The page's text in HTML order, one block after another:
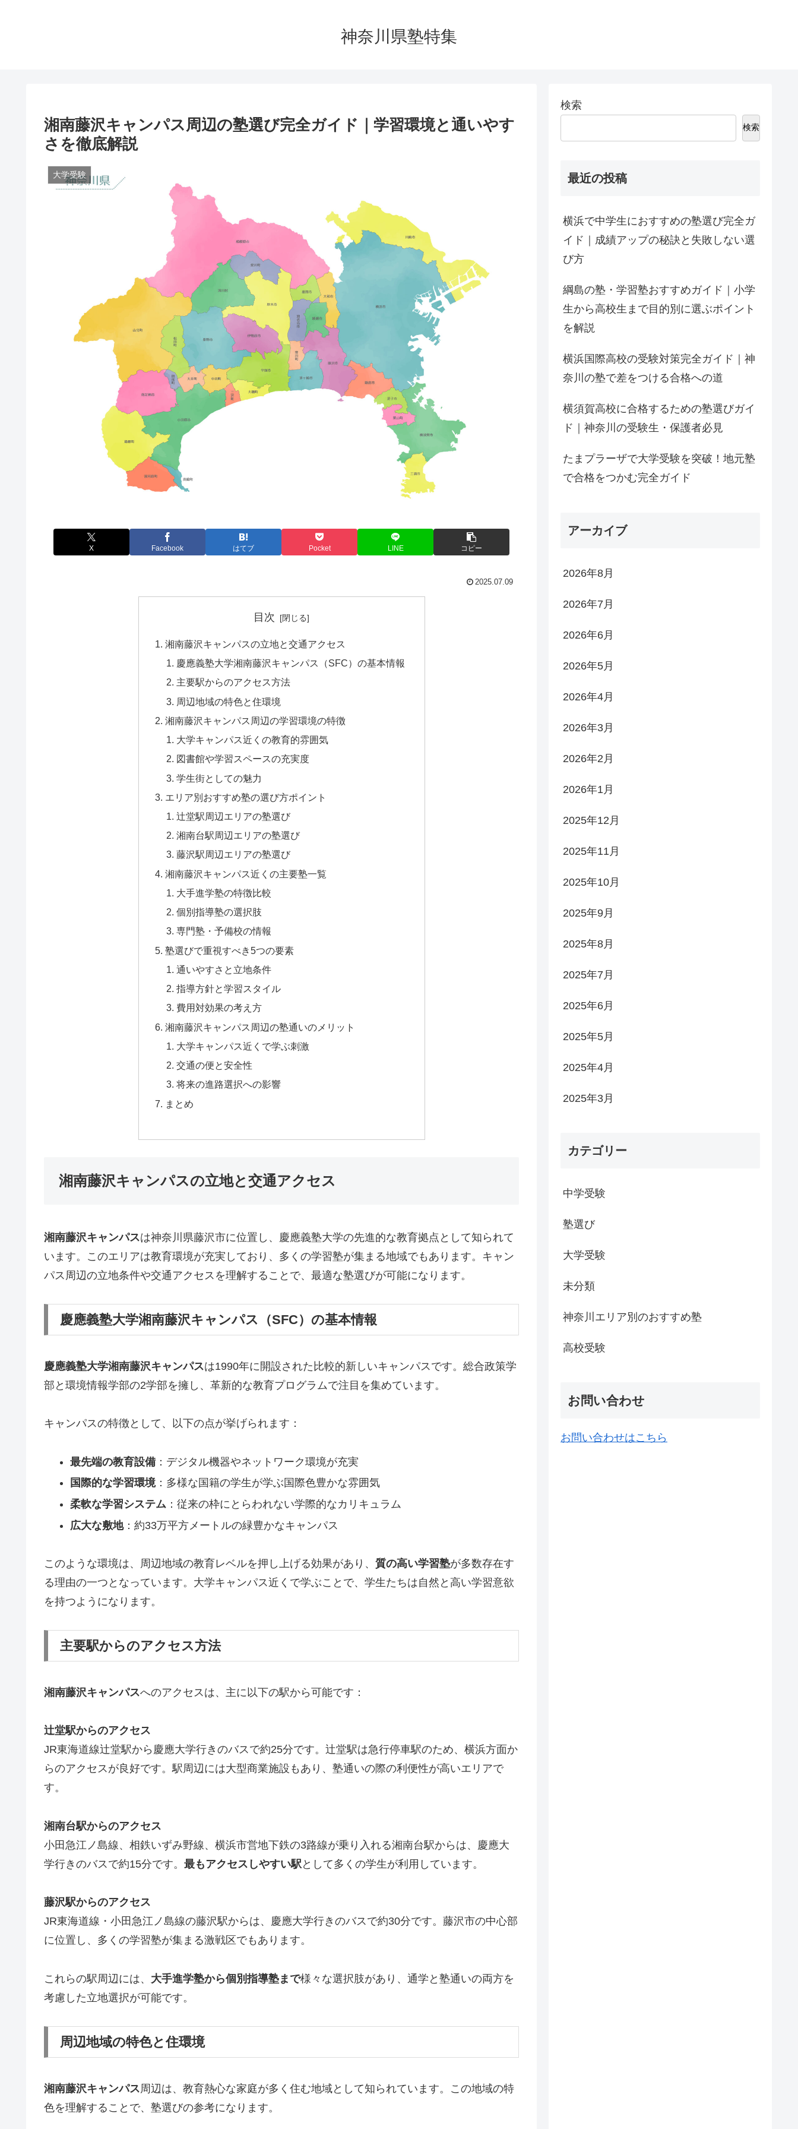
神奈川県塾特集
湘南藤沢キャンパス周辺の塾選び完全ガイド｜学習環境と通いやす
さを徹底解説
大学受験
X Facebook はてブ Pocket LINE コピー
2025.07.09
目次
湘南藤沢キャンパスの立地と交通アクセス
慶應義塾大学湘南藤沢キャンパス（SFC）の基本情報
主要駅からのアクセス方法
周辺地域の特色と住環境
湘南藤沢キャンパス周辺の学習環境の特徴
大学キャンパス近くの教育的雰囲気
図書館や学習スペースの充実度
学生街としての魅力
エリア別おすすめ塾の選び方ポイント
辻堂駅周辺エリアの塾選び
湘南台駅周辺エリアの塾選び
藤沢駅周辺エリアの塾選び
湘南藤沢キャンパス近くの主要塾一覧
大手進学塾の特徴比較
個別指導塾の選択肢
専門塾・予備校の情報
塾選びで重視すべき5つの要素
通いやすさと立地条件
指導方針と学習スタイル
費用対効果の考え方
湘南藤沢キャンパス周辺の塾通いのメリット
大学キャンパス近くで学ぶ刺激
交通の便と安全性
将来の進路選択への影響
まとめ
湘南藤沢キャンパスの立地と交通アクセス
湘南藤沢キャンパスは神奈川県藤沢市に位置し、慶應義塾大学の先進的な教育拠点として知られて
います。このエリアは教育環境が充実しており、多くの学習塾が集まる地域でもあります。キャン
パス周辺の立地条件や交通アクセスを理解することで、最適な塾選びが可能になります。
慶應義塾大学湘南藤沢キャンパス（SFC）の基本情報
慶應義塾大学湘南藤沢キャンパスは1990年に開設された比較的新しいキャンパスです。総合政策学
部と環境情報学部の2学部を擁し、革新的な教育プログラムで注目を集めています。
キャンパスの特徴として、以下の点が挙げられます：
最先端の教育設備：デジタル機器やネットワーク環境が充実
国際的な学習環境：多様な国籍の学生が学ぶ国際色豊かな雰囲気
柔軟な学習システム ：従来の枠にとらわれない学際的なカリキュラム
広大な敷地：約33万平方メートルの緑豊かなキャンパス
このような環境は、周辺地域の教育レベルを押し上げる効果があり、 質の高い学習塾が多数存在す
る理由の一つとなっています。大学キャンパス近くで学ぶことで、学生たちは自然と高い学習意欲
を持つようになります。
主要駅からのアクセス方法
湘南藤沢キャンパスへのアクセスは、主に以下の駅から可能です：
辻堂駅からのアクセス
JR東海道線辻堂駅から慶應大学行きのバスで約25分です。辻堂駅は急行停車駅のため、横浜方面か
らのアクセスが良好です。駅周辺には大型商業施設もあり、塾通いの際の利便性が高いエリアで
す。
湘南台駅からのアクセス
小田急江ノ島線、相鉄いずみ野線、横浜市営地下鉄の3路線が乗り入れる湘南台駅からは、慶應大
学行きのバスで約15分です。 最もアクセスしやすい駅 として多くの学生が利用しています。
藤沢駅からのアクセス
JR東海道線・小田急江ノ島線の藤沢駅からは、慶應大学行きのバスで約30分です。藤沢市の中心部
に位置し、多くの学習塾が集まる激戦区でもあります。
これらの駅周辺には、 大手進学塾から個別指導塾まで様々な選択肢があり、通学と塾通いの両方を
考慮した立地選択が可能です。
周辺地域の特色と住環境
湘南藤沢キャンパス周辺は、教育熱心な家庭が多く住む地域として知られています。この地域の特
色を理解することで、塾選びの参考になります。
検索
検索
最近の投稿
横浜で中学生におすすめの塾選び完全ガ
イド｜成績アップの秘訣と失敗しない選
び方
綱島の塾・学習塾おすすめガイド｜小学
生から高校生まで目的別に選ぶポイント
を解説
横浜国際高校の受験対策完全ガイド｜神
奈川の塾で差をつける合格への道
横須賀高校に合格するための塾選びガイ
ド｜神奈川の受験生・保護者必見
たまプラーザで大学受験を突破！地元塾
で合格をつかむ完全ガイド
アーカイブ
2026年8月
2026年7月
2026年6月
2026年5月
2026年4月
2026年3月
2026年2月
2026年1月
2025年12月
2025年11月
2025年10月
2025年9月
2025年8月
2025年7月
2025年6月
2025年5月
2025年4月
2025年3月
カテゴリー
中学受験
塾選び
大学受験
未分類
神奈川エリア別のおすすめ塾
高校受験
お問い合わせ
お問い合わせはこちら